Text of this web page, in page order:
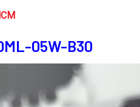
05W-B30